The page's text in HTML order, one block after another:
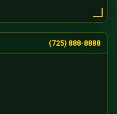
(725) 888-8888